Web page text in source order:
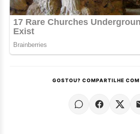
GOSTOU? COMPARTILHE